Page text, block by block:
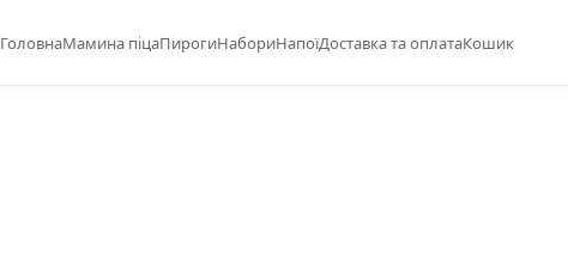
ГоловнаМамина піцаПирогиНабориНапоїДоставка та оплатаКошик